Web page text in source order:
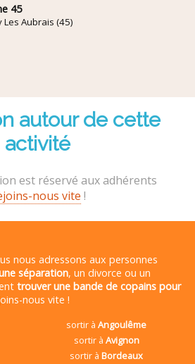
45
Les Aubrais (45)
autour de cette
activité
est réservé aux adhérents
nous vite !
nous adressons aux personnes
séparation, un divorce ou un
trouver une bande de copains pour
nous vite !
sortir àAngoulême
sortir à Avignon
sortir àBordeaux